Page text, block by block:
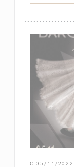
С 05/11/